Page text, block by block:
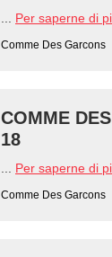
Per saperne di
Comme Des Garcons
COMME
18
Per saperne di
Comme Des Garcons